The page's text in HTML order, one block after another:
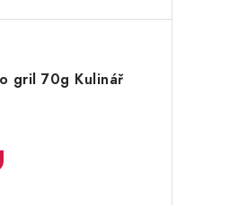
gril 70g Kulinář